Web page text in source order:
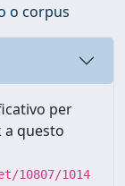
o corpus
per
a questo
10807/1014